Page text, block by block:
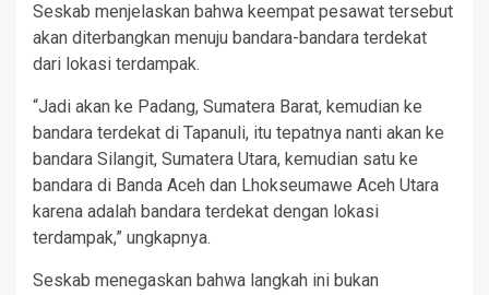
Seskab menjelaskan bahwa keempat pesawat tersebut
akan diterbangkan menuju bandara-bandara terdekat
dari lokasi terdampak.
“Jadi akan ke Padang, Sumatera Barat, kemudian ke
bandara terdekat di Tapanuli, itu tepatnya nanti akan ke
bandara Silangit, Sumatera Utara, kemudian satu ke
bandara di Banda Aceh dan Lhokseumawe Aceh Utara
karena adalah bandara terdekat dengan lokasi
terdampak,” ungkapnya.
Seskab menegaskan bahwa langkah ini bukan